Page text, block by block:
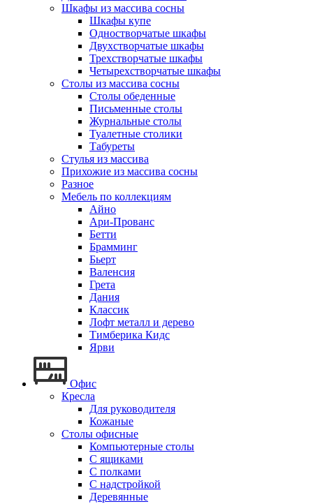
Шкафы из массива сосны
Шкафы купе
Одностворчатые шкафы
Двухстворчатые шкафы
Трехстворчатые шкафы
Четырехстворчатые шкафы
Столы из массива сосны
Столы обеденные
Письменные столы
Журнальные столы
Туалетные столики
Табуреты
Стулья из массива
Прихожие из массива сосны
Разное
Мебель по коллекциям
Айно
Ари-Прованс
Бетти
Брамминг
Бьерт
Валенсия
Грета
Дания
Классик
Лофт металл и дерево
Тимберика Кидс
Ярви
Офис
Кресла
Для руководителя
Кожаные
Столы офисные
Компьютерные столы
С ящиками
С полками
С надстройкой
Деревянные